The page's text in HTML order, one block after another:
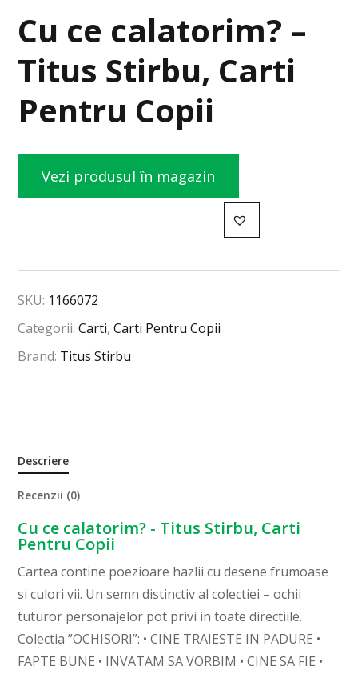
Cu ce calatorim? –
Titus Stirbu, Carti
Pentru Copii
Vezi produsul în magazin
SKU: 1166072
Categorii:Carti,Carti Pentru Copii
Brand: Titus Stirbu
Descriere
Recenzii (0)
Cu ce calatorim? - Titus Stirbu, Carti
Pentru Copii
Cartea contine poezioare hazlii cu desene frumoase
si culori vii. Un semn distinctiv al colectiei – ochii
tuturor personajelor pot privi in toate directiile.
Colectia ”OCHISORI”: • CINE TRAIESTE IN PADURE •
FAPTE BUNE • INVATAM SA VORBIM • CINE SA FIE •